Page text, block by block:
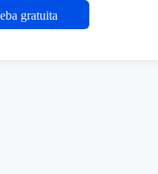
gratuita